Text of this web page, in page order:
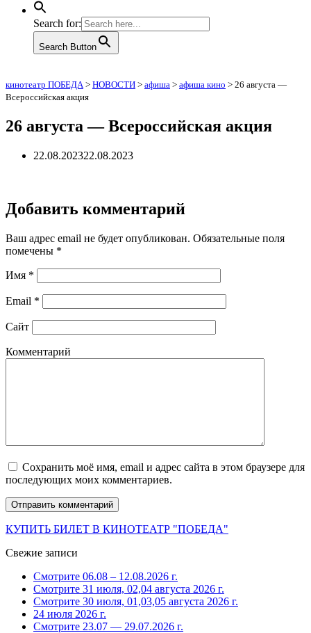
Search for:
Search Button
кинотеатр ПОБЕДА> НОВОСТИ > афиша > афиша кино > 26 августа —
Всероссийская акция
26 августа — Всероссийская акция
22.08.202322.08.2023
Добавить комментарий
Ваш адрес email не будет опубликован. Обязательные поля
помечены *
Имя *
Email *
Сайт
Комментарий
Сохранить моё имя, email и адрес сайта в этом браузере для
последующих моих комментариев.
КУПИТЬ БИЛЕТ В КИНОТЕАТР "ПОБЕДА"
Свежие записи
Смотрите 06.08 – 12.08.2026 г.
Смотрите 31 июля, 02,04 августа 2026 г.
Смотрите 30 июля, 01,03,05 августа 2026 г.
24 июля 2026 г.
Смотрите 23.07 — 29.07.2026 г.